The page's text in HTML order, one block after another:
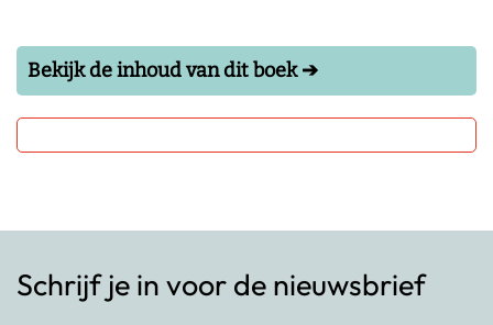
Bekijk de inhoud van dit boek ➔
Schrijf je in voor de nieuwsbrief